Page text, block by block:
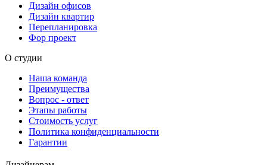
Дизайн офисов
Дизайн квартир
Перепланировка
Фор проект
О студии
Наша команда
Преимущества
Вопрос - ответ
Этапы работы
Стоимость услуг
Политика конфиденциальности
Гарантии